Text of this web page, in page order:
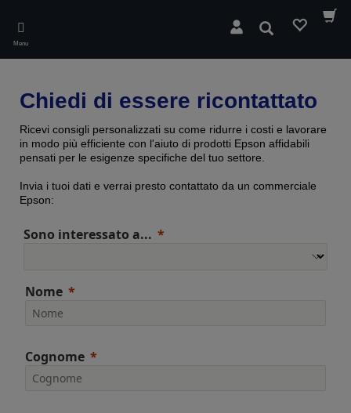
main
content
Menu
Cerca
Chiedi di essere ricontattato
Ricevi consigli personalizzati su come ridurre i costi e lavorare
in modo più efficiente con l'aiuto di prodotti Epson affidabili
pensati per le esigenze specifiche del tuo settore.
Invia i tuoi dati e verrai presto contattato da un commerciale
Epson:
Sono interessato a...
Nome
Cognome